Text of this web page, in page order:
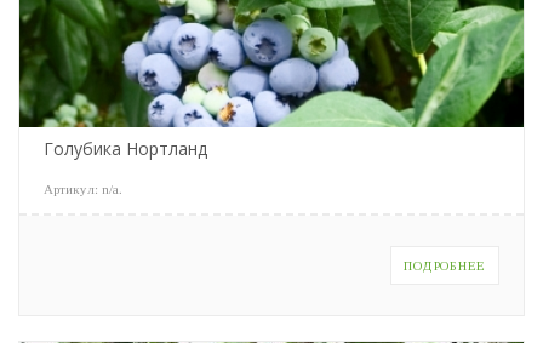
Голубика Нортланд
Артикул: n/a
ПОДРОБНЕЕ